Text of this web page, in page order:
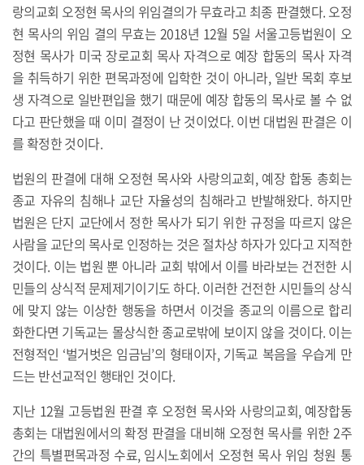
랑의교회 오정현 목사의 위임결의가 무효라고 최종 판결했다. 오정
현 목사의 위임 결의 무효는 2018년 12월 5일 서울고등법원이 오
정현 목사가 미국 장로교회 목사 자격으로 예장 합동의 목사 자격
을 취득하기 위한 편목과정에 입학한 것이 아니라, 일반 목회 후보
생 자격으로 일반편입을 했기 때문에 예장 합동의 목사로 볼 수 없
다고 판단했을 때 이미 결정이 난 것이었다. 이번 대법원 판결은 이
를 확정한 것이다.
법원의 판결에 대해 오정현 목사와 사랑의교회, 예장 합동 총회는
종교 자유의 침해나 교단 자율성의 침해라고 반발해왔다. 하지만
법원은 단지 교단에서 정한 목사가 되기 위한 규정을 따르지 않은
사람을 교단의 목사로 인정하는 것은 절차상 하자가 있다고 지적한
것이다. 이는 법원 뿐 아니라 교회 밖에서 이를 바라보는 건전한 시
민들의 상식적 문제제기이기도 하다. 이러한 건전한 시민들의 상식
에 맞지 않는 이상한 행동을 하면서 이것을 종교의 이름으로 합리
화한다면 기독교는 몰상식한 종교로밖에 보이지 않을 것이다. 이는
전형적인 ‘벌거벗은 임금님’의 형태이자, 기독교 복음을 우습게 만
드는 반선교적인 행태인 것이다.
지난 12월 고등법원 판결 후 오정현 목사와 사랑의교회, 예장합동
총회는 대법원에서의 확정 판결을 대비해 오정현 목사를 위한 2주
간의 특별편목과정 수료, 임시노회에서 오정현 목사 위임 청원 통